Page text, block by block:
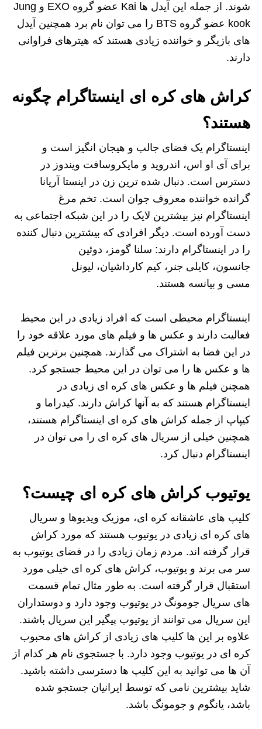
شوند. از جمله این آیدل ها Kai عضو گروه EXO و Jung
kook عضو گروه BTS را می توان نام برد همچنین آیدل
های بازیگر و خواننده زیادی هستند که هیترهای فراوانی
دارند.
کراش های کره ای اینستاگرام چگونه
هستند؟
اینستاگرام یک فضای جالب و هیجان انگیز است و
برای آی‌ او اس، اندروید و مایکروسافت ویندوز در
دسترس است. دنبال‌ شده‌ ترین زن در اینستا آریانا
گرانده خواننده معروف جوان است. تخم‌ مرغ
اینستاگرام نیز بیشترین لایک را در این شبکه اجتماعی به
دست آورده‌ است. دیگر افرادی که بیشترین دنبال‌ کننده
را در اینستاگرام دارند: سلنا گومز، دوئین
جانسون، کایلی جنر، کیم کارداشیان، لیونل
مسی و بیانسه هستند.
اینستاگرام محیطی است که افراد زیادی در این محیط
فعالیت دارند و عکس ها و فیلم های مورد علاقه خود را
در این فضا به اشتراک می گذارند. همچنین برترین فیلم
ها و عکس ها را می توان در این محیط جستجو کرد.
همچنن فیلم ها و عکس های کره ای زیادی در
اینستاگرام هستند که به آنها کراش دارند. کیدراما و
کیپاپ از جمله کراش های کره ای اینستاگرام هستند،
همچنین خیلی از سریال های کره ای را می توان در
اینستاگرام دنبال کرد.
یوتیوب کراش های کره ای چیست؟
کلیپ های عاشقانه کره ای، موزیک ویدیوها و سریال
های کره ای زیادی در یوتیوب هستند که مورد کراش
قرار گرفته اند. مردم زمان زیادی را در فضای یوتیوب به
سر می برند و یوتیوب، کراش های کره ای خیلی مورد
استقبال قرار گرفته است. به طور مثال تمام قسمت
های سریال جومونگ در یوتیوب وجود دارد و دوستداران
این سریال می توانند از یوتیوب پیگیر این سریال باشند.
علاوه بر این ها کلیپ های زیادی از کراش های محبوب
کره ای در یوتیوب وجود دارد. با جستجوی نام هر کدام از
آن ها می توانید به این کلیپ ها دسترسی داشته باشید.
شاید بیشترین نامی که توسط ایرانیان جستجو شده
باشد، یانگوم و جومونگ باشد.